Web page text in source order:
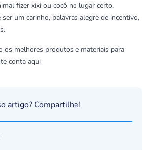
fizer xixi ou cocô no lugar certo,
ser um carinho, palavras alegre de incentivo,
os melhores produtos e materiais para
conta aqui
artigo? Compartilhe!